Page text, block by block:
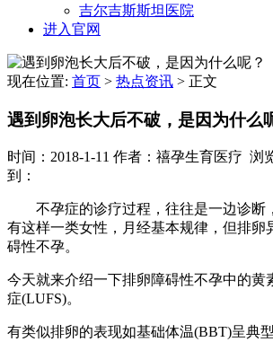
吉尔吉斯斯坦医院
进入官网
现在位置: 首页 > 热点资讯 > 正文
遇到卵泡长大后不破，是因为什么
时间：2018-1-11 作者：禧孕生育医疗 浏
到：
不孕症的诊疗过程，往往是一边诊断
有这样一类女性，月经基本规律，但排卵
碍性不孕。
今天就来介绍一下排卵障碍性不孕中的黄
症(LUFS)。
有类似排卵的表现如基础体温(BBT)呈典